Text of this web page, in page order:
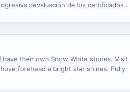
devaluación de los certificados
their own Snow White stories. Visit
forehead a bright star shines. Fully